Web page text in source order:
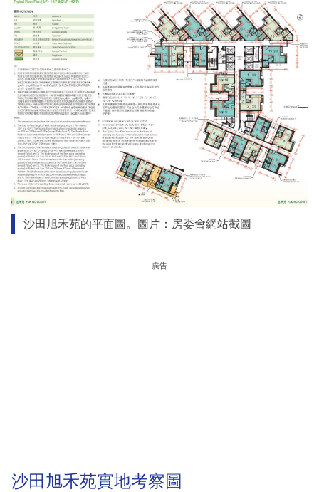
沙田旭禾苑的平面圖。圖片：房委會網站截圖
廣告
沙田旭禾苑實地考察圖